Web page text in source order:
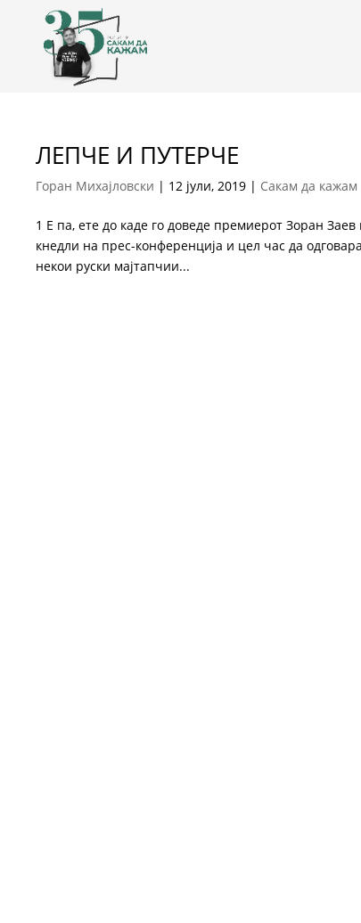
ЛЕПЧЕ И ПУТЕРЧЕ
Горан Михајловски | 12 јули, 2019 | Сакам да кажам
1 Е па, ете до каде го доведе премиерот Зоран
кнедли на прес-конференција и цел час да
некои руски мајтапчии...